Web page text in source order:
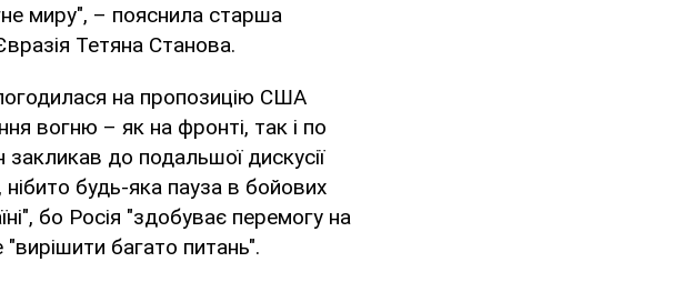
миру", – пояснила старша
Тетяна Станова.
на пропозицію США
вогню – як на фронті, так і по
закликав до подальшої дискусії
будь-яка пауза в бойових
бо Росія "здобуває перемогу на
багато питань".